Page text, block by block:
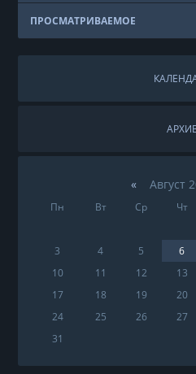
ПРОСМАТРИВАЕМОЕ
«Август
Пн Вт Ср Чт
3
4 5 6
10
11 12 13
17
18 19 20
24
25 26 27
31